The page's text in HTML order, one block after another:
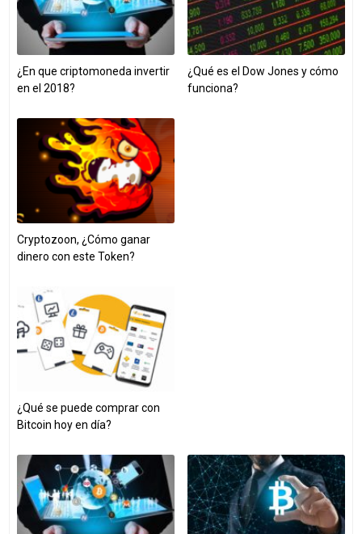
¿En que criptomoneda invertir
en el 2018?
¿Qué es el Dow Jones y cómo
funciona?
Cryptozoon, ¿Cómo ganar
dinero con este Token?
¿Qué se puede comprar con
Bitcoin hoy en día?